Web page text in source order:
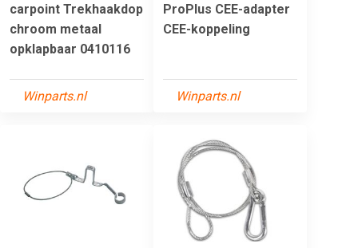
carpoint Trekhaakdop
chroom metaal
opklapbaar 0410116
Winparts.nl
ProPlus CEE-adapter
CEE-koppeling
Winparts.nl